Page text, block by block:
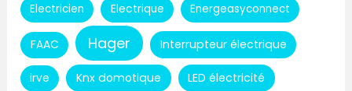
Electricien Electrique Energeasyconnect
FAAC Hager Interrupteur électrique
irve Knx domotique LED électricité